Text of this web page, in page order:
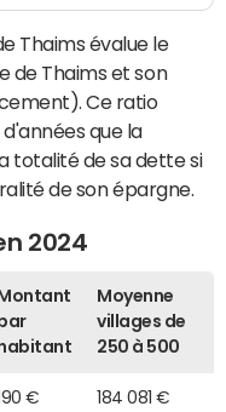
Thaims évalue le
de Thaims et son
Ce ratio
que la
totalité de sa dette si
de son épargne.
2024
habitant
Moyenne
villages de
250 à 500
€ 184 081 €